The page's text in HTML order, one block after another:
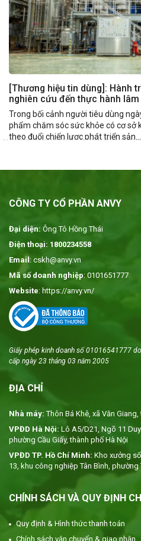
[Thương hiệu tin dùng]: Hành
nghiên cứu đến thực hành
dược cần nhiều hơn một công
Trong bối cảnh người tiêu dùng
phẩm chăm sóc sức khỏe có cơ sở
theo đuổi chiến lược phát triển sản...
CÔNG TY CỔ PHẦN ANVY
Đại diện: Ông Tô Hồng Thái
Điện thoại: 1800234558
Email : cskh@anvy.vn
Mã số doanh nghiệp: 0101651777
Website: https://anvy.vn/
Giấy phép kinh doanh số 01016541777
cấp ngày 23 tháng 03 năm 2005
ĐỊA CHỈ
Nhà máy: Thôn Bá Khê, xã Văn
VPĐD Hà Nội: Lô A5/D21, Ngõ 11
phường Cầu Giấy, thành phố Hà Nội
VPĐD TP. Hồ Chí Minh: Kho xưởng
13, khu công nghiệp Tân Bình, phường
CHÍNH SÁCH VÀ QUY ĐỊNH
Quy định & Hình thức thanh toán
Chính sách vận chuyển & giao nhận